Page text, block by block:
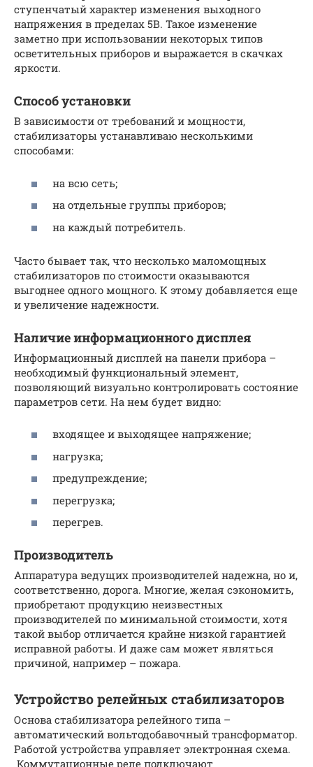
ступенчатый характер изменения выходного
напряжения в пределах 5В. Такое изменение
заметно при использовании некоторых типов
осветительных приборов и выражается в скачках
яркости.
Способ установки
В зависимости от требований и мощности,
стабилизаторы устанавливаю несколькими
способами:
на всю сеть;
на отдельные группы приборов;
на каждый потребитель.
Часто бывает так, что несколько маломощных
стабилизаторов по стоимости оказываются
выгоднее одного мощного. К этому добавляется еще
и увеличение надежности.
Наличие информационного дисплея
Информационный дисплей на панели прибора –
необходимый функциональный элемент,
позволяющий визуально контролировать состояние
параметров сети. На нем будет видно:
входящее и выходящее напряжение;
нагрузка;
предупреждение;
перегрузка;
перегрев.
Производитель
Аппаратура ведущих производителей надежна, но и,
соответственно, дорога. Многие, желая сэкономить,
приобретают продукцию неизвестных
производителей по минимальной стоимости, хотя
такой выбор отличается крайне низкой гарантией
исправной работы. И даже сам может являться
причиной, например – пожара.
Устройство релейных стабилизаторов
Основа стабилизатора релейного типа –
автоматический вольтодобавочный трансформатор.
Работой устройства управляет электронная схема.
Коммутационные реле подключают